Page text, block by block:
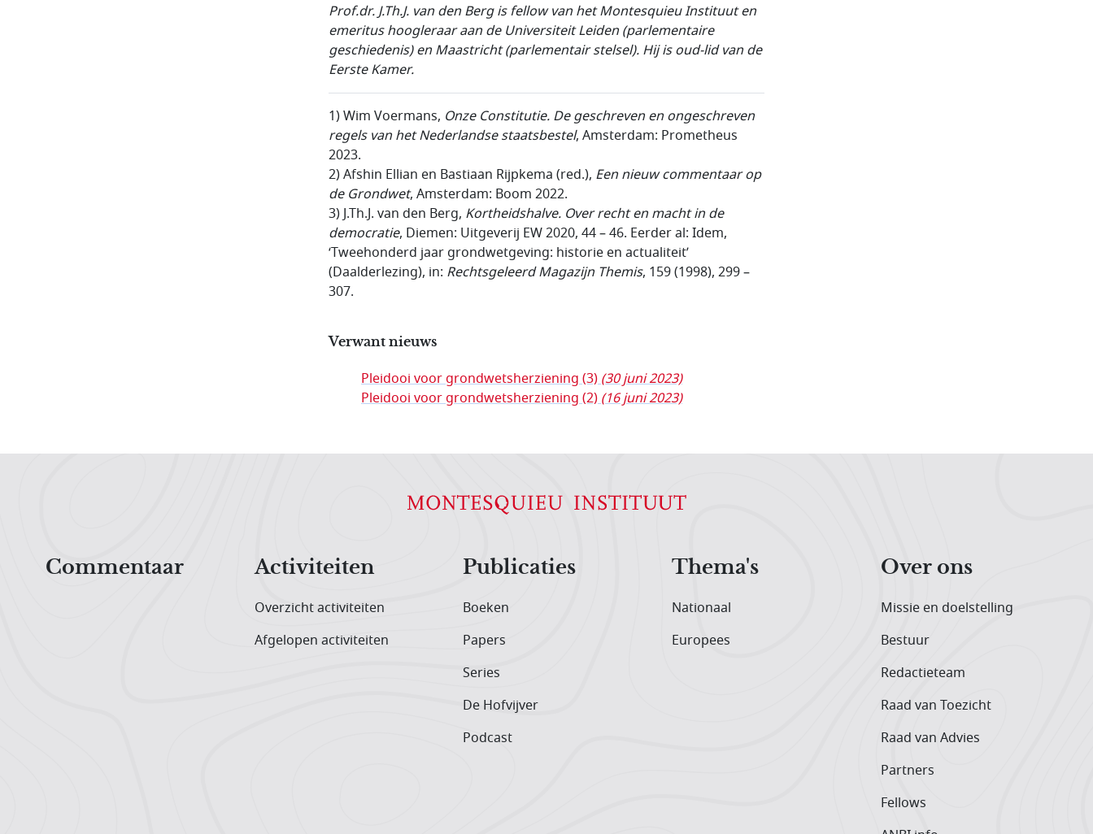
Prof.dr. J.Th.J. van den Berg is fellow van het Montesquieu Instituut en
emeritus hoogleraar aan de Universiteit Leiden (parlementaire
geschiedenis) en Maastricht (parlementair stelsel). Hij is oud-lid van de
Eerste Kamer.
1) Wim Voermans, Onze Constitutie. De geschreven en ongeschreven
regels van het Nederlandse staatsbestel, Amsterdam: Prometheus
2023.
2) Afshin Ellian en Bastiaan Rijpkema (red.), Een nieuw commentaar op
de Grondwet, Amsterdam: Boom 2022.
3) J.Th.J. van den Berg, Kortheidshalve. Over recht en macht in de
democratie, Diemen: Uitgeverij EW 2020, 44 – 46. Eerder al: Idem,
‘Tweehonderd jaar grondwetgeving: historie en actualiteit’
(Daalderlezing), in: Rechtsgeleerd Magazijn Themis, 159 (1998), 299 –
307.
Verwant nieuws
Pleidooi voor grondwetsherziening (3)(30 juni 2023)
Pleidooi voor grondwetsherziening (2)(16 juni 2023)
Commentaar
Activiteiten
Overzicht activiteiten
Afgelopen activiteiten
Publicaties
Boeken
Papers
Series
De Hofvijver
Podcast
Thema's
Nationaal
Europees
Over ons
Missie en doelstelling
Bestuur
Redactieteam
Raad van Toezicht
Raad van Advies
Partners
Fellows